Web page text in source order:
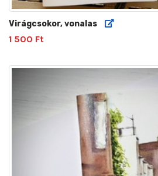
Virágcsokor, vonalas
1 500 Ft